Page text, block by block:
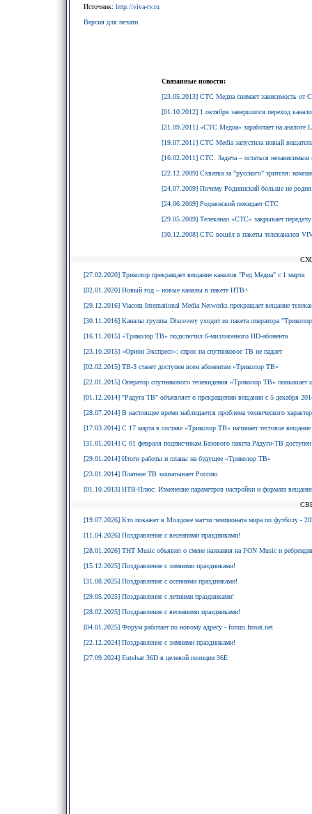
Источник: http://viva-tv.ru
Версия для печати
Связанные новости:
[23.05.2013] СТС Медиа снимает зависимость от
[01.10.2012] 1 октября завершился переход
[21.09.2011] «СТС Медиа» заработает на аналоге
[19.07.2011] CTC Media запустила новый
[16.02.2011] СТС. Задача – остаться независимым
[22.12.2009] Схватка за "русского" зрителя:
[24.07.2009] Почему Роднянский больше не
[24.06.2009] Роднянский покидает СТС
[29.05.2009] Телеканал «СТС» закрывает
[30.12.2008] СТС вошёл в пакеты телеканалов
[27.02.2020] Триколор прекращает вещание каналов "Ред Медиа" с 1 марта
[02.01.2020] Новый год – новые каналы в пакете НТВ+
[29.12.2016] Viacom International Media Networks прекращает вещание
[30.11.2016] Каналы группы Discovery уходят из пакета оператора
[16.11.2015] «Триколор ТВ» подключил 6-миллионного HD-абонента
[23.10.2015] «Орион Экспресс»: спрос на спутниковое ТВ не падает
[02.02.2015] ТВ-3 станет доступен всем абонентам «Триколор ТВ»
[22.01.2015] Оператор спутникового телевидения «Триколор ТВ» повышает
[01.12.2014] "Радуга ТВ" объявляет о прекращении вещания с 5 декабря
[28.07.2014] В настоящее время наблюдается проблема технического
[17.03.2014] С 17 марта в составе «Триколор ТВ» начинает тестовое
[31.01.2014] С 01 февраля подписчикам Базового пакета Радуги-ТВ
[29.01.2014] Итоги работы и планы на будущее «Триколор ТВ»
[23.01.2014] Платное ТВ захватывает Россию
[01.10.2013] НТВ-Плюс: Изменение параметров настройки и формата
[19.07.2026] Кто покажет в Молдове матчи чемпионата мира по футболу -
[11.04.2026] Поздравление с весенними праздниками!
[28.01.2026] ТНТ Music объявил о смене названия на FON Music и
[15.12.2025] Поздравление с зимними праздниками!
[31.08.2025] Поздравление с осенними праздниками!
[29.05.2025] Поздравление с летними праздниками!
[28.02.2025] Поздравление с весенними праздниками!
[04.01.2025] Форум работает по новому адресу - forum.frosat.net
[22.12.2024] Поздравление с зимними праздниками!
[27.09.2024] Eutelsat 36D в целевой позиции 36E